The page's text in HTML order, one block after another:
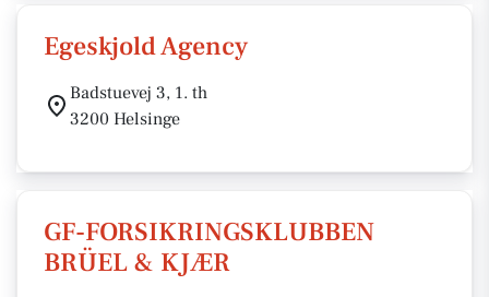
Egeskjold Agency
Badstuevej 3, 1. th
3200 Helsinge
GF-FORSIKRINGSKLUBBEN
BRÜEL & KJÆR